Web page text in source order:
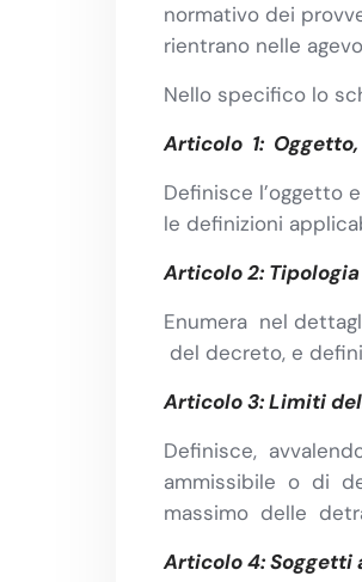
normativo dei
rientrano nelle
Nello specifico lo
Articolo 1: Oggetto,
Definisce l’oggetto
le definizioni
Articolo 2:
Enumera nel
del decreto, e
Articolo 3: Limiti
Definisce,
ammissibile o di
massimo delle
Articolo 4: Soggetti